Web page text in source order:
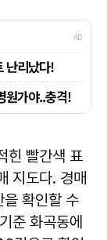
힌 빨간색 표
지도다. 경매
을 확인할 수
준 화곡동에